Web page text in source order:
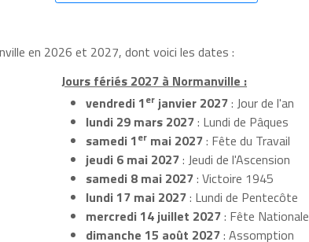
en 2026 et 2027, dont voici les dates :
Jours fériés 2027 à Normanville :
vendredi 1erjanvier 2027: Jour de l'an
lundi 29 mars 2027: Lundi de Pâques
samedi 1ermai 2027: Fête du Travail
jeudi 6 mai 2027: Jeudi de l'Ascension
samedi 8 mai 2027: Victoire 1945
lundi 17 mai 2027: Lundi de Pentecôte
mercredi 14 juillet 2027: Fête Nationale
dimanche 15 août 2027: Assomption